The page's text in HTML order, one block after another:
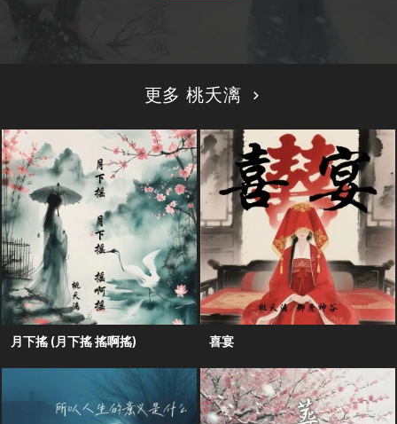
更多 桃夭漓
月下搖 (月下搖 搖啊搖) 喜宴